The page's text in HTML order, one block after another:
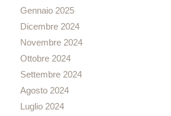
Gennaio 2025
Dicembre 2024
Novembre 2024
Ottobre 2024
Settembre 2024
Agosto 2024
Luglio 2024